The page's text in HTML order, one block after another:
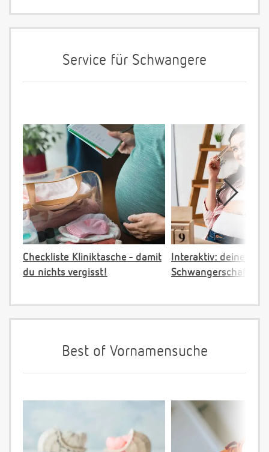
Service für Schwangere
Checkliste Kliniktasche - damit
du nichts vergisst!
Interaktiv: deine
Best of Vornamensuche